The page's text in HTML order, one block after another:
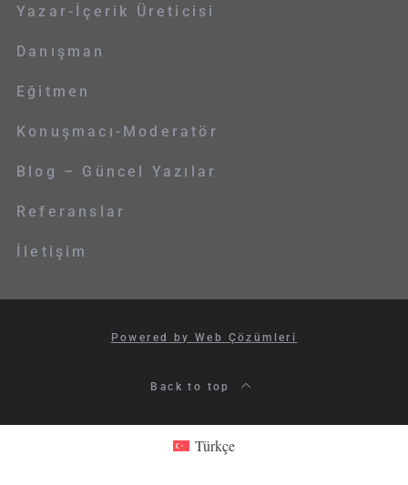
Yazar-İçerik Üreticisi
Danışman
Eğitmen
Konuşmacı-Moderatör
Blog – Güncel Yazılar
Referanslar
İletişim
Powered by Web Çözümleri
Back to top
Türkçe